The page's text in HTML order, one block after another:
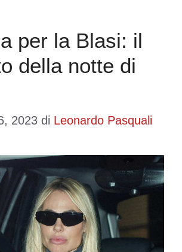
per la Blasi: il
della notte di
2023 di Leonardo Pasquali